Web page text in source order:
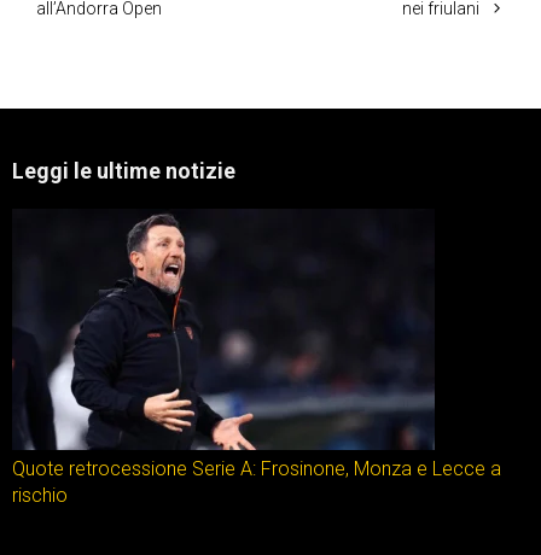
all’Andorra Open nei friulani
Leggi le ultime notizie
Quote retrocessione Serie A: Frosinone, Monza e Lecce a
rischio